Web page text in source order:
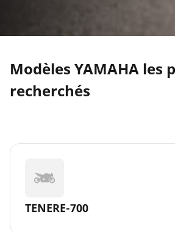
Modèles YAMAHA les
recherchés
TENERE-700